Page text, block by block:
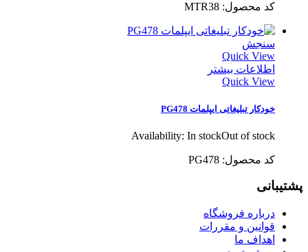
کد محصول: MTR38
سنجش
Quick View
اطلاعات بیشتر
Quick View
خودکار تبلیغاتی ایپلمات PG478
Availability: In stockOut of stock
کد محصول: PG478
پشتیبانی
درباره فروشگاه
قوانین و مقررات
اهداف ما